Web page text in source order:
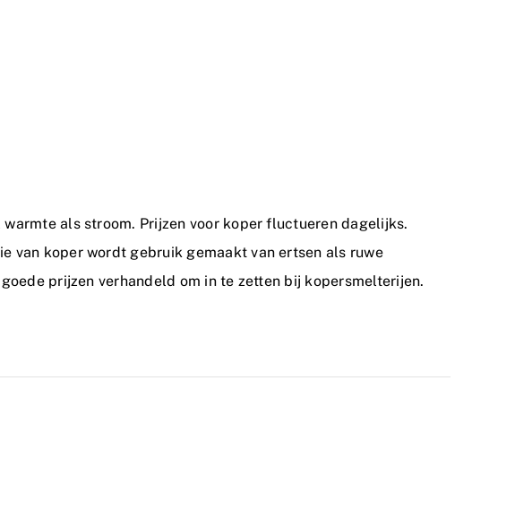
als stroom. Prijzen voor koper fluctueren dagelijks.
van koper wordt gebruik gemaakt van ertsen als ruwe
prijzen verhandeld om in te zetten bij kopersmelterijen.